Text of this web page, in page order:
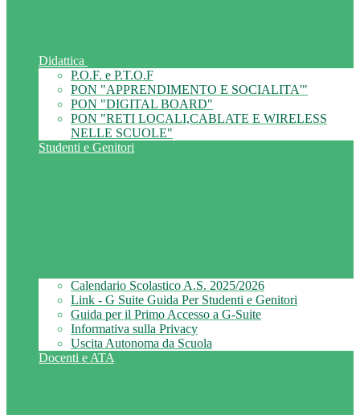
Didattica
P.O.F. e P.T.O.F
PON "APPRENDIMENTO E SOCIALITA'"
PON "DIGITAL BOARD"
PON "RETI LOCALI,CABLATE E WIRELESS
NELLE SCUOLE"
Studenti e Genitori
Calendario Scolastico A.S. 2025/2026
Link - G Suite Guida Per Studenti e Genitori
Guida per il Primo Accesso a G-Suite
Informativa sulla Privacy
Uscita Autonoma da Scuola
Docenti e ATA